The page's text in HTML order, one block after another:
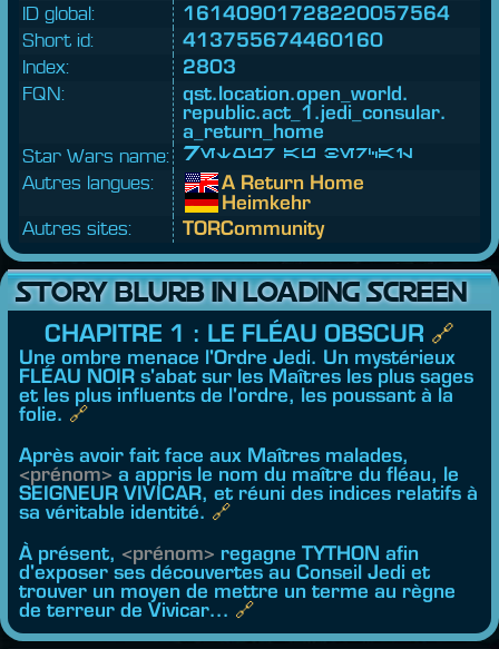
ID global:
16140901728220057564
Short id:
413755674460160
Index:
2803
FQN:
qst.location.open_world.
republic.act_1.jedi_consular.
a_return_home
Star Wars name:
Retour au bercail
Autres langues:
A Return Home
Heimkehr
Autres sites:
TORCommunity
STORY BLURB IN LOADING SCREEN
CHAPITRE 1 : LE FLÉAU OBSCUR 🔗︎
Une ombre menace l'Ordre Jedi. Un mystérieux
FLÉAU NOIR s'abat sur les Maîtres les plus sages
et les plus influents de l'ordre, les poussant à la
folie. 🔗︎
Après avoir fait face aux Maîtres malades,
<prénom> a appris le nom du maître du fléau, le
SEIGNEUR VIVICAR, et réuni des indices relatifs à
sa véritable identité. 🔗︎
À présent, <prénom> regagne TYTHON afin
d'exposer ses découvertes au Conseil Jedi et
trouver un moyen de mettre un terme au règne
de terreur de Vivicar... 🔗︎